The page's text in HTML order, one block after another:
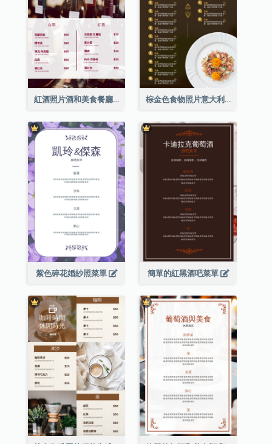
紅酒照片酒和美食餐廳菜單 棕金色食物照片意大利食物菜單
紫色碎花婚紗照菜單 簡單的紅黑酒吧菜單